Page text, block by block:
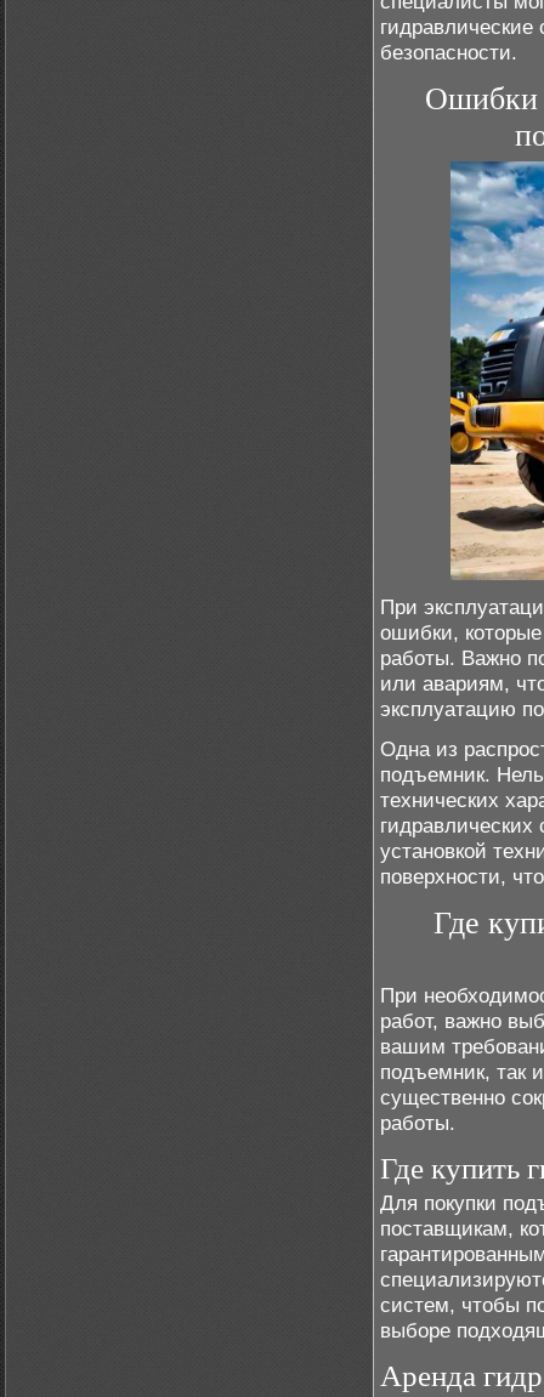
безопасности.
Ошибки
При
ошибки,
работы. Важно
или авариям,
эксплуатацию
Одна из
подъемник.
технических
установкой
поверхности,
Где
При
работ, важно
вашим
подъемник, так
существенно
работы.
Где купить
Для покупки
поставщикам,
систем, чтобы
выборе
Аренда